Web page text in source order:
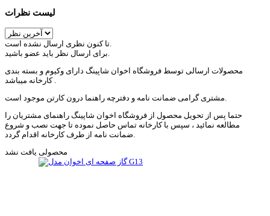
لیست نظرات
محصولات ارسالی توسط فروشگاه اخوان شاپینگ دارای وکیوم و بسته بندی
کارخانه میباشد .
حتما پس از تحویل محصول از فروشگاه اخوان شاپینگ راهنمای مشتریان را
مطالعه نمائید ، سپس با کارخانه تماس حاصل نموده تا جهت نصب و شروع
محصولی یافت نشد